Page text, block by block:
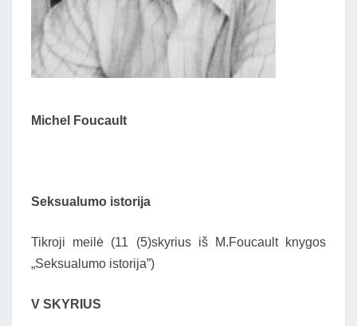
Michel Foucault
Seksualumo istorija
Tikroji meilė (11 (5)skyrius iš M.Foucault knygos
„Seksualumo istorija”)
V SKYRIUS